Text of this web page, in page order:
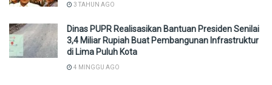
3 TAHUN AGO
Dinas PUPR Realisasikan Bantuan Presiden Senilai
3,4 Miliar Rupiah Buat Pembangunan Infrastruktur
di Lima Puluh Kota
4 MINGGU AGO